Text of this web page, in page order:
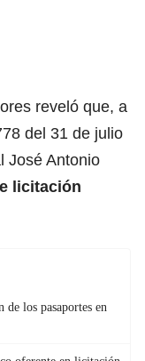
reveló que, a
del 31 de julio
José Antonio
licitación
los pasaportes en